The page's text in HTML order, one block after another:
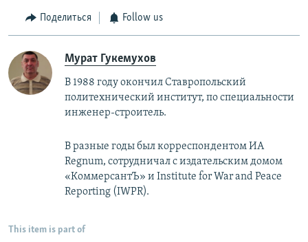
Поделиться Follow us
Мурат Гукемухов
В 1988 году окончил Ставропольский
политехнический институт, по специальности
инженер-строитель.
В разные годы был корреспондентом ИА
Regnum, сотрудничал с издательским домом
«КоммерсантЪ» и ​Institute for War and Peace
Reporting (IWPR).
This item is part of